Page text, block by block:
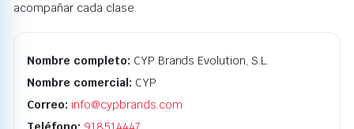
acompañar cada clase.
Nombre completo: CYP Brands Evolution, S.L.
Nombre comercial: CYP
Correo: info@cypbrands.com